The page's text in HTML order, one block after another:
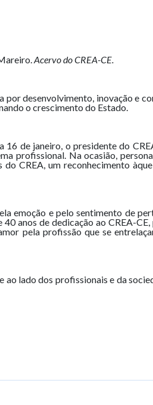
Acervo do CREA-CE.
desenvolvimento, inovação e
o crescimento do Estado.
de janeiro, o presidente do
profissional. Na ocasião,
CREA, um reconhecimento
emoção e pelo sentimento de
anos de dedicação ao CREA-
pela profissão que se
lado dos profissionais e da